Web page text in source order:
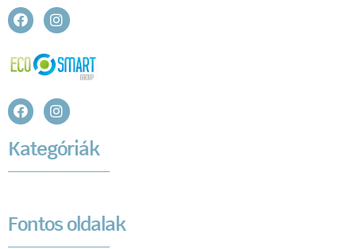
Kategóriák
Fontos oldalak